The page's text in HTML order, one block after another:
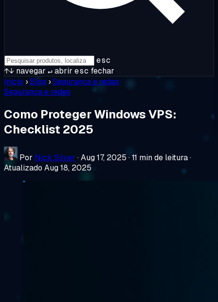
esc
↑↓ navegar ↵abrir esc fechar
Início › Blog ›Segurança e redes
Segurança e redes
Como Proteger Windows VPS:
Checklist 2025
Por Nick Silver ·Aug 17, 2025 ·11 min de leitura·
Atualizado Aug 18, 2025